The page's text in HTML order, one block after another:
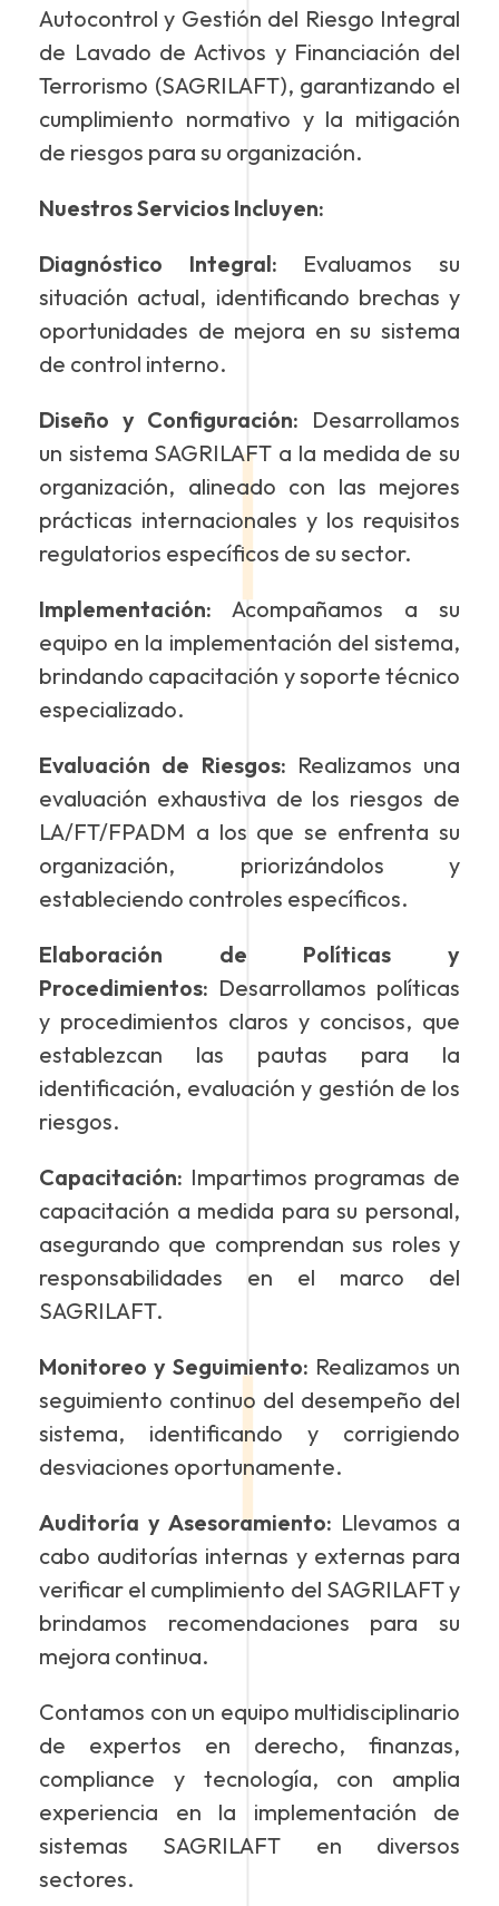
Autocontrol y Gestión del Riesgo Integral
de Lavado de Activos y Financiación del
Terrorismo (SAGRILAFT), garantizando el
cumplimiento normativo y la mitigación
de riesgos para su organización.
Nuestros Servicios Incluyen:
Diagnóstico Integral: Evaluamos su
situación actual, identificando brechas y
oportunidades de mejora en su sistema
de control interno.
Diseño y Configuración: Desarrollamos
un sistema SAGRILAFT a la medida de su
organización, alineado con las mejores
prácticas internacionales y los requisitos
regulatorios específicos de su sector.
Implementación: Acompañamos a su
equipo en la implementación del sistema,
brindando capacitación y soporte técnico
especializado.
Evaluación de Riesgos: Realizamos una
evaluación exhaustiva de los riesgos de
LA/FT/FPADM a los que se enfrenta su
organización, priorizándolos y
estableciendo controles específicos.
Elaboración de Políticas y
Procedimientos: Desarrollamos políticas
y procedimientos claros y concisos, que
establezcan las pautas para la
identificación, evaluación y gestión de los
riesgos.
Capacitación: Impartimos programas de
capacitación a medida para su personal,
asegurando que comprendan sus roles y
responsabilidades en el marco del
SAGRILAFT.
Monitoreo y Seguimiento: Realizamos un
seguimiento continuo del desempeño del
sistema, identificando y corrigiendo
desviaciones oportunamente.
Auditoría y Asesoramiento: Llevamos a
cabo auditorías internas y externas para
verificar el cumplimiento del SAGRILAFT y
brindamos recomendaciones para su
mejora continua.
Contamos con un equipo multidisciplinario
de expertos en derecho, finanzas,
compliance y tecnología, con amplia
experiencia en la implementación de
sistemas SAGRILAFT en diversos
sectores.